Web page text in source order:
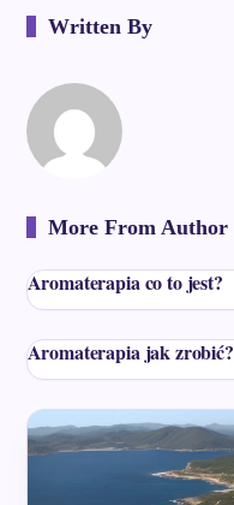
Written By
More From Author
Aromaterapia co to jest?
Aromaterapia jak zrobić?